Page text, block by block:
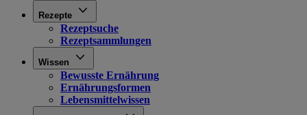
Rezepte
Rezeptsuche
Rezeptsammlungen
Wissen
Bewusste Ernährung
Ernährungsformen
Lebensmittelwissen